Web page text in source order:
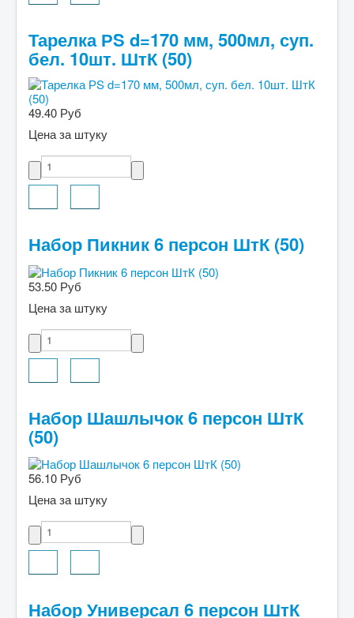
Тарелка РS d=170 мм, 500мл, суп.
бел. 10шт. ШтК (50)
49.40 Руб
Цена за штуку
Набор Пикник 6 персон ШтК (50)
53.50 Руб
Цена за штуку
Набор Шашлычок 6 персон ШтК
(50)
56.10 Руб
Цена за штуку
Набор Универсал 6 персон ШтК